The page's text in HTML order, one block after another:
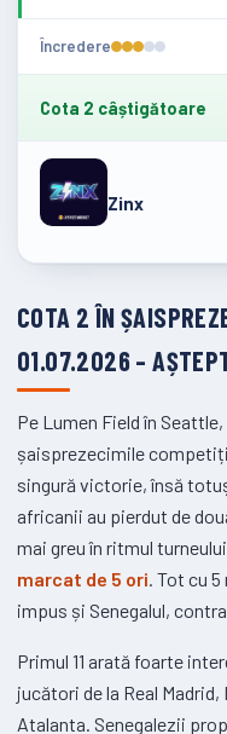
Încredere
Cota 2 câștigătoare
Zinx
COTA 2 ÎN
01.07.2026 –
Pe Lumen Field în
șaisprezecimile
singură victorie, însă
africanii au pierdut de
mai greu în ritmul
marcat de 5 ori. Tot cu
impus și Senegalul,
Primul 11 arată foarte
jucători de la Real
Atalanta. Senegalezii